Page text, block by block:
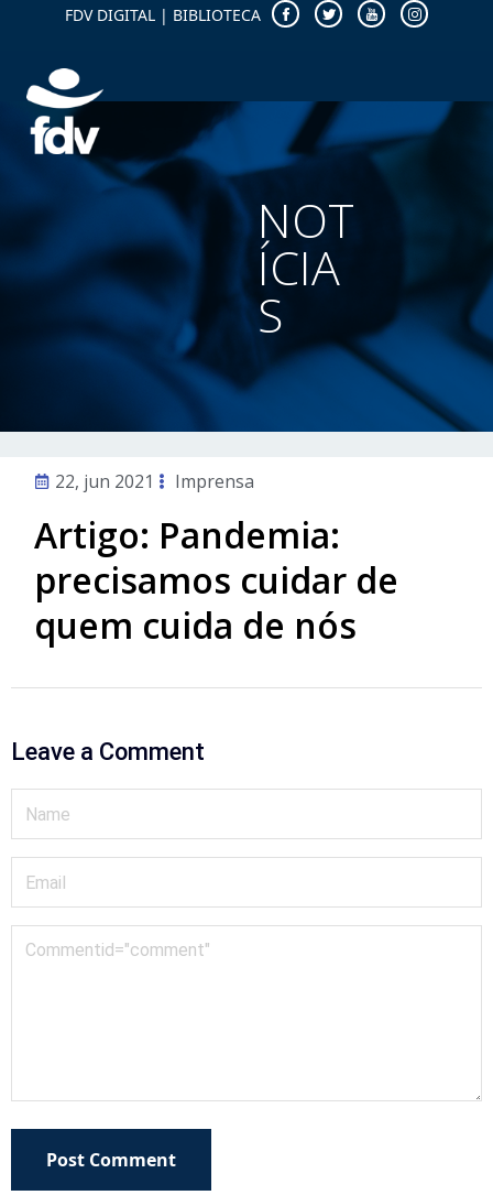
FDV DIGITAL | BIBLIOTECA
NOT
ÍCIA
S
22, jun 2021 Imprensa
Artigo: Pandemia:
precisamos cuidar de
quem cuida de nós
Leave a Comment
Post Comment